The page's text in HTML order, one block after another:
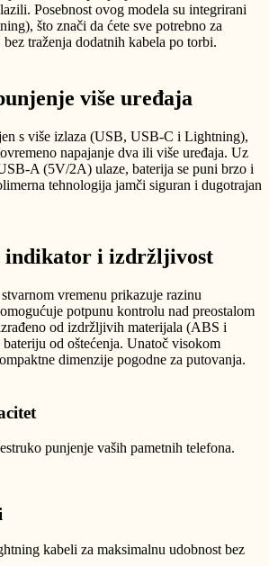
Posebnost ovog modela su integrirani
što znači da ćete sve potrebno za
traženja dodatnih kabela po torbi.
više uređaja
s više izlaza (USB, USB-C i Lightning),
napajanje dva ili više uređaja. Uz
A (5V/2A) ulaze, baterija se puni brzo i
tehnologija jamči siguran i dugotrajan
indikator i izdržljivost
vremenu prikazuje razinu
potpunu kontrolu nad preostalom
od izdržljivih materijala (ABS i
od oštećenja. Unatoč visokom
dimenzije pogodne za putovanja.
punjenje vaših pametnih telefona.
kabeli za maksimalnu udobnost bez